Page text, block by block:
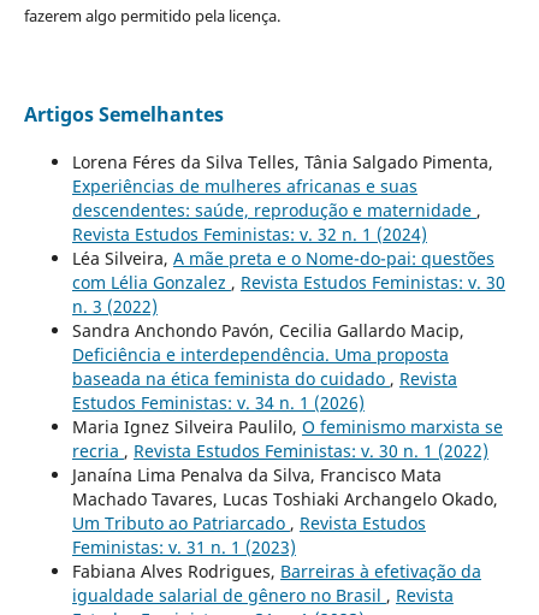
fazerem algo permitido pela licença.
Artigos Semelhantes
Lorena Féres da Silva Telles, Tânia Salgado Pimenta,
Experiências de mulheres africanas e suas
descendentes: saúde, reprodução e maternidade ,
Revista Estudos Feministas: v. 32 n. 1 (2024)
Léa Silveira, A mãe preta e o Nome-do-pai: questões
com Lélia Gonzalez , Revista Estudos Feministas: v. 30
n. 3 (2022)
Sandra Anchondo Pavón, Cecilia Gallardo Macip,
Deficiência e interdependência. Uma proposta
baseada na ética feminista do cuidado , Revista
Estudos Feministas: v. 34 n. 1 (2026)
Maria Ignez Silveira Paulilo, O feminismo marxista se
recria , Revista Estudos Feministas: v. 30 n. 1 (2022)
Janaína Lima Penalva da Silva, Francisco Mata
Machado Tavares, Lucas Toshiaki Archangelo Okado,
Um Tributo ao Patriarcado , Revista Estudos
Feministas: v. 31 n. 1 (2023)
Fabiana Alves Rodrigues, Barreiras à efetivação da
igualdade salarial de gênero no Brasil , Revista